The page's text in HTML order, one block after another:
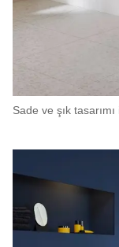
Sade ve şık